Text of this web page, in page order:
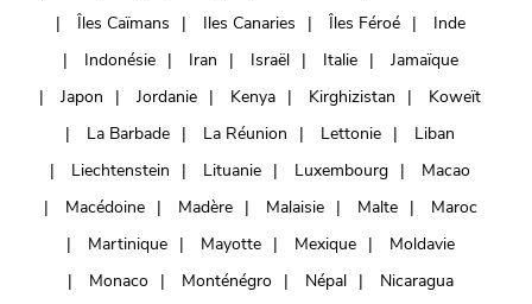
Îles Caïmans
Iles Canaries Îles Féroé
Inde
Indonésie
Iran Israël Italie
Jamaïque
Japon
Jordanie Kenya Kirghizistan
Koweït
La Barbade
La Réunion Lettonie
Liban
Liechtenstein
Lituanie Luxembourg
Macao
Macédoine
Madère Malaisie Malte
Maroc
Martinique
Mayotte Mexique
Moldavie
Monaco
Monténégro Népal
Nicaragua